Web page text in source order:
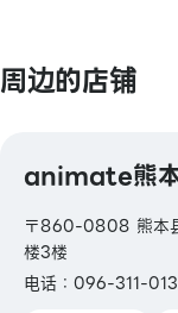
周边的店铺
animate熊
〒860-0808 熊本
楼3楼
电话：096-311-